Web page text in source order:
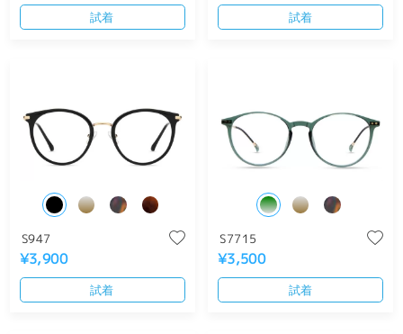
試着 試着
S947
¥3,900
試着
S7715
¥3,500
試着